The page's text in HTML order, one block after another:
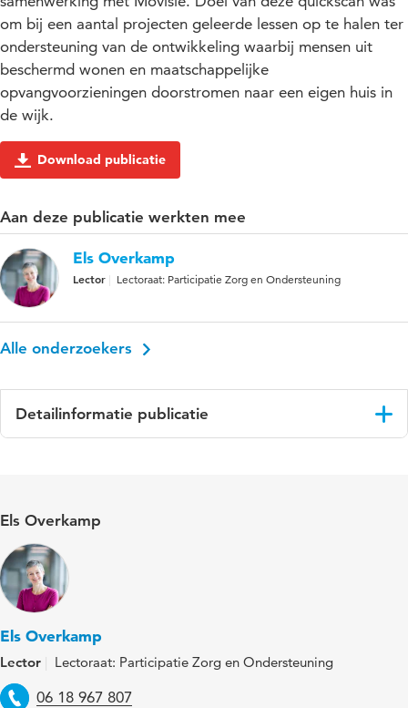
om bij een aantal projecten geleerde lessen op te halen ter
ondersteuning van de ontwikkeling waarbij mensen uit
beschermd wonen en maatschappelijke
opvangvoorzieningen doorstromen naar een eigen huis in
de wijk.
Download publicatie
Aan deze publicatie werkten mee
Els Overkamp
Lector Lectoraat: Participatie Zorg en Ondersteuning
Alle onderzoekers
Detailinformatie publicatie
Els Overkamp
Els Overkamp
Lector Lectoraat: Participatie Zorg en Ondersteuning
Telefoon
06 18 967 807